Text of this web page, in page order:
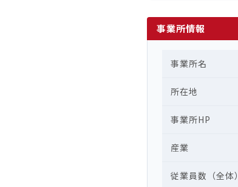
事業所情報
事業所名
所在地
事業所HP
産業
従業員数（全体）